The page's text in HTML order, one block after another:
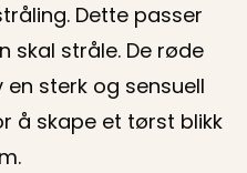
Dette passer
skal stråle. De røde
sterk og sensuell
å skape et tørst blikk